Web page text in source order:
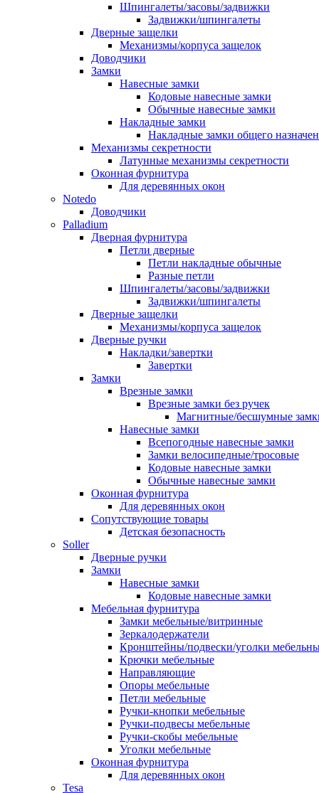
Шпингалеты/засовы/задвижки
Задвижки/шпингалеты
Дверные защелки
Механизмы/корпуса защелок
Доводчики
Замки
Навесные замки
Кодовые навесные замки
Обычные навесные замки
Накладные замки
Накладные замки общего
Механизмы секретности
Латунные механизмы секретности
Оконная фурнитура
Для деревянных окон
Notedo
Доводчики
Palladium
Дверная фурнитура
Петли дверные
Петли накладные обычные
Разные петли
Шпингалеты/засовы/задвижки
Задвижки/шпингалеты
Дверные защелки
Механизмы/корпуса защелок
Дверные ручки
Накладки/завертки
Завертки
Замки
Врезные замки
Врезные замки без ручек
Магнитные/бесшумные
Навесные замки
Всепогодные навесные замки
Замки велосипедные/тросовые
Кодовые навесные замки
Обычные навесные замки
Оконная фурнитура
Для деревянных окон
Сопутствующие товары
Детская безопасность
Soller
Дверные ручки
Замки
Навесные замки
Кодовые навесные замки
Мебельная фурнитура
Замки мебельные/витринные
Зеркалодержатели
Кронштейны/подвески/уголки
Крючки мебельные
Направляющие
Опоры мебельные
Петли мебельные
Ручки-кнопки мебельные
Ручки-подвесы мебельные
Ручки-скобы мебельные
Уголки мебельные
Оконная фурнитура
Для деревянных окон
Tesa